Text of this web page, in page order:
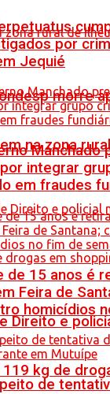
morre
na zona
Direito e
kg de
por
Jequié
Manchado
integrar
em fraudes
de 15 anos é
Feira de
homicídios
de